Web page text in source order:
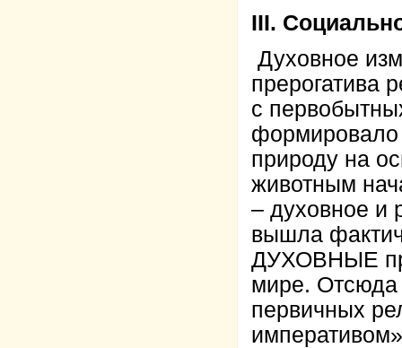
III.
Духовное
прерогатива
с
природу на
животным
– духовное и
вышла
ДУХОВНЫЕ
мире. Отсюда
первичных